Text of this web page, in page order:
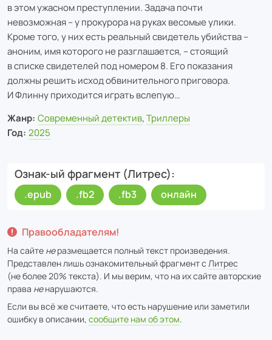
в этом ужасном преступлении. Задача почти
невозможная – у прокурора на руках весомые улики.
Кроме того, у них есть реальный свидетель убийства –
аноним, имя которого не разглашается, – стоящий
в списке свидетелей под номером 8. Его показания
должны решить исход обвинительного приговора.
И Флинну приходится играть вслепую…
Жанр: Современный детектив,Триллеры
Год: 2025
Ознак-ый фрагмент (Литрес)
.epub .fb2 .fb3 онлайн
Правообладателям!
На сайте неразмещается полный текст произведения.
Представлен лишь ознакомительный фрагмент с Литрес
(не более 20% текста). И мы верим, что на их сайте авторские
права ненарушаются.
Если вы всё же считаете, что есть нарушение или заметили
ошибку в описании, сообщите нам об этом.